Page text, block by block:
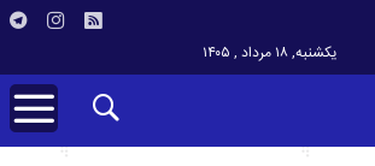
یکشنبه, ۱۸ مرداد , ۱۴۰۵